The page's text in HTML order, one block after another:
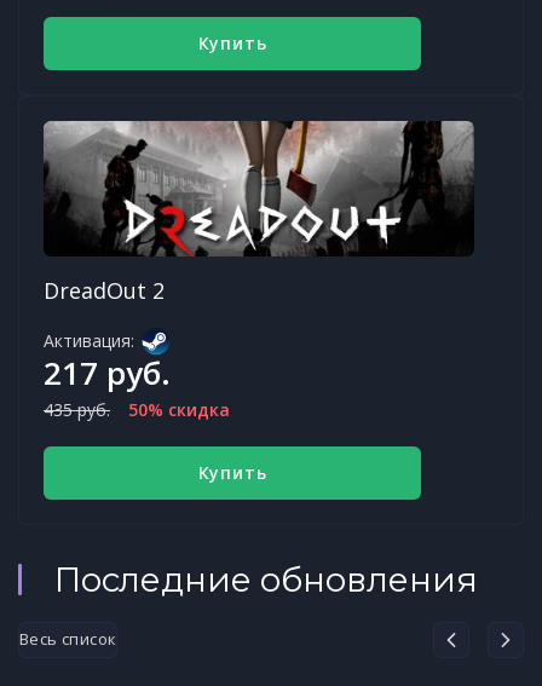
Купить
DreadOut 2
Активация:
217 руб.
435 руб. 50% скидка
Купить
Последние обновления
Весь список